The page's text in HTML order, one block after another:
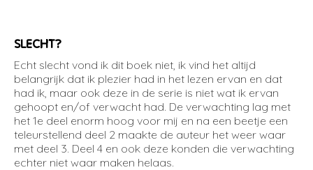
SLECHT?
Echt slecht vond ik dit boek niet, ik vind het altijd
belangrijk dat ik plezier had in het lezen ervan en dat
had ik, maar ook deze in de serie is niet wat ik ervan
gehoopt en/of verwacht had. De verwachting lag met
het 1e deel enorm hoog voor mij en na een beetje een
teleurstellend deel 2 maakte de auteur het weer waar
met deel 3. Deel 4 en ook deze konden die verwachting
echter niet waar maken helaas.